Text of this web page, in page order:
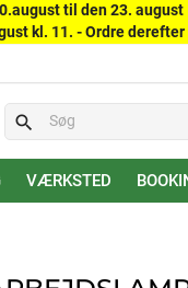
til den 23. august
kl. 11. - Ordre
search
VÆRKSTED